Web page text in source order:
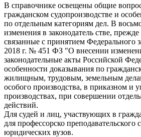
В справочнике освещены общие
гражданском судопроизводстве и
по отдельным категориям дел. В
изменения в законодатель стве,
связанные с принятием Федерального
2018 г. № 451 ФЗ "О внесении
законодательные акты Российской
особенности доказывания по
жилищным, трудовым, земельным
особого производства, в приказном и
производствах, при совершении
действий.
Для судей и лиц, участвующих в
для профессорско преподавательского
юридических вузов.